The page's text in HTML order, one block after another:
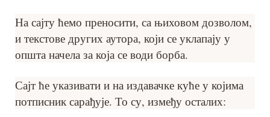
На сајту ћемо преносити, са њиховом дозволом,
и текстове других аутора, који се уклапају у
општа начела за која се води борба.
Сајт ће указивати и на издавачке куће у којима
потписник сарађује. То су, између осталих: